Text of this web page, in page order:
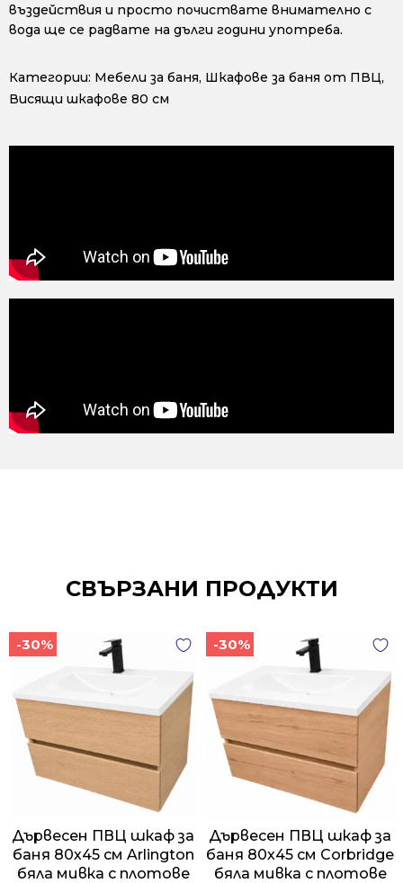
въздействия и просто почиствате внимателно с
вода ще се радвате на дълги години употреба.
Категории: Мебели за баня, Шкафове за баня от ПВЦ,
Висящи шкафове 80 см
СВЪРЗАНИ ПРОДУКТИ
-30%
Дървесен ПВЦ шкаф за
баня 80х45 см Arlington
бяла мивка с плотове
-30%
Дървесен ПВЦ шкаф за
баня 80х45 см Corbridge
бяла мивка с плотове